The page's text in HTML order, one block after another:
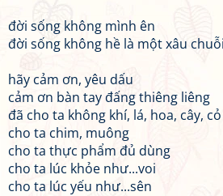
đời sống không mình ên
đời sống không hề là một xâu
hãy cảm ơn, yêu dấu
cảm ơn bàn tay đấng thiêng liêng
đã cho ta không khí, lá, hoa, cây, cỏ
cho ta chim, muông
cho ta thực phẩm đủ dùng
cho ta lúc khỏe như...voi
cho ta lúc yếu như...sên